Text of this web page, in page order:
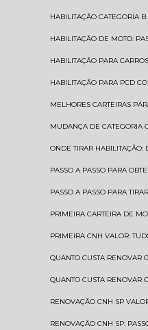
HABILITAÇÃO CATEGORIA
HABILITAÇÃO DE MOTO:
HABILITAÇÃO PARA
HABILITAÇÃO PARA PCD
MELHORES CARTEIRAS
MUDANÇA DE CATEGORIA
ONDE TIRAR
PASSO A PASSO PARA
PASSO A PASSO PARA
PRIMEIRA CARTEIRA DE
PRIMEIRA CNH VALOR:
QUANTO CUSTA
QUANTO CUSTA
RENOVAÇÃO CNH SP
RENOVAÇÃO CNH SP: